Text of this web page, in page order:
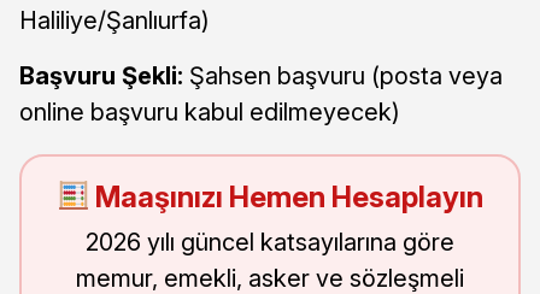
Haliliye/Şanlıurfa)
Başvuru Şekli: Şahsen başvuru (posta veya
online başvuru kabul edilmeyecek)
Maaşınızı Hemen Hesaplayın
2026 yılı güncel katsayılarına göre
memur, emekli, asker ve sözleşmeli